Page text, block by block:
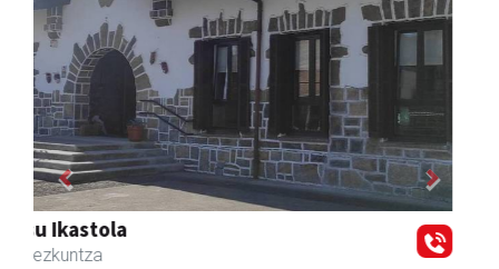
Zizurkilgo Udala
Zizurkil - Udaletxeak
Previous Next